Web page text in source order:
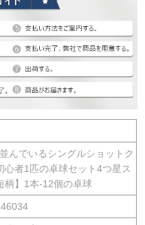
んでいるシングルショットク
心者1匹の卓球セット4つ星ス
柄】1本-12個の卓球